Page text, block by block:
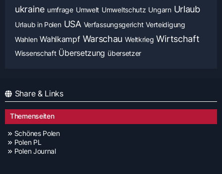
ukraine umfrage Umwelt Umweltschutz Ungarn Urlaub
Urlaub in Polen USA Verfassungsgericht Verteidigung
Wahlen Wahlkampf Warschau Weltkrieg Wirtschaft
Wissenschaft Übersetzung übersetzer
Share & Links
Themenseiten
Schönes Polen
Polen PL
Polen Journal